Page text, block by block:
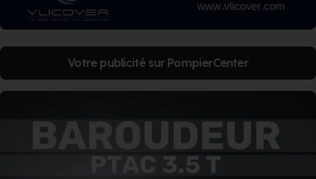
Votre publicité sur PompierCenter